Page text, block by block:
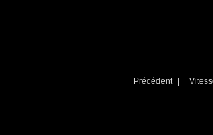
Précédent|